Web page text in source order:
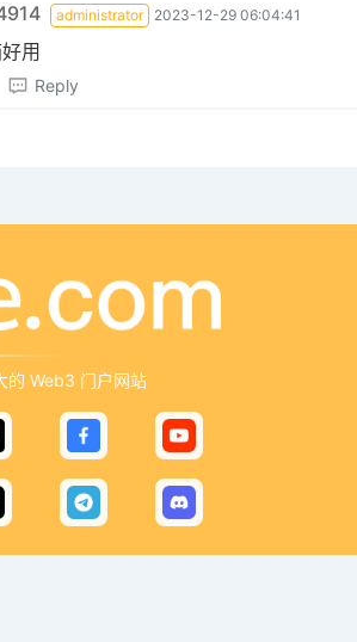
administrator 2023-12-29 06:04:41
用
Reply
的 Web3 门户网站